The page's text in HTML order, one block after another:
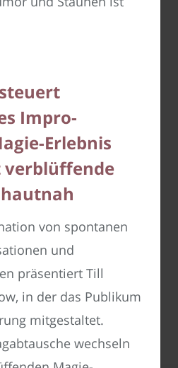
Impro-
Erlebnis
verblüffende
von spontanen
und
präsentiert Till
in der das Publikum
mitgestaltet.
wechseln